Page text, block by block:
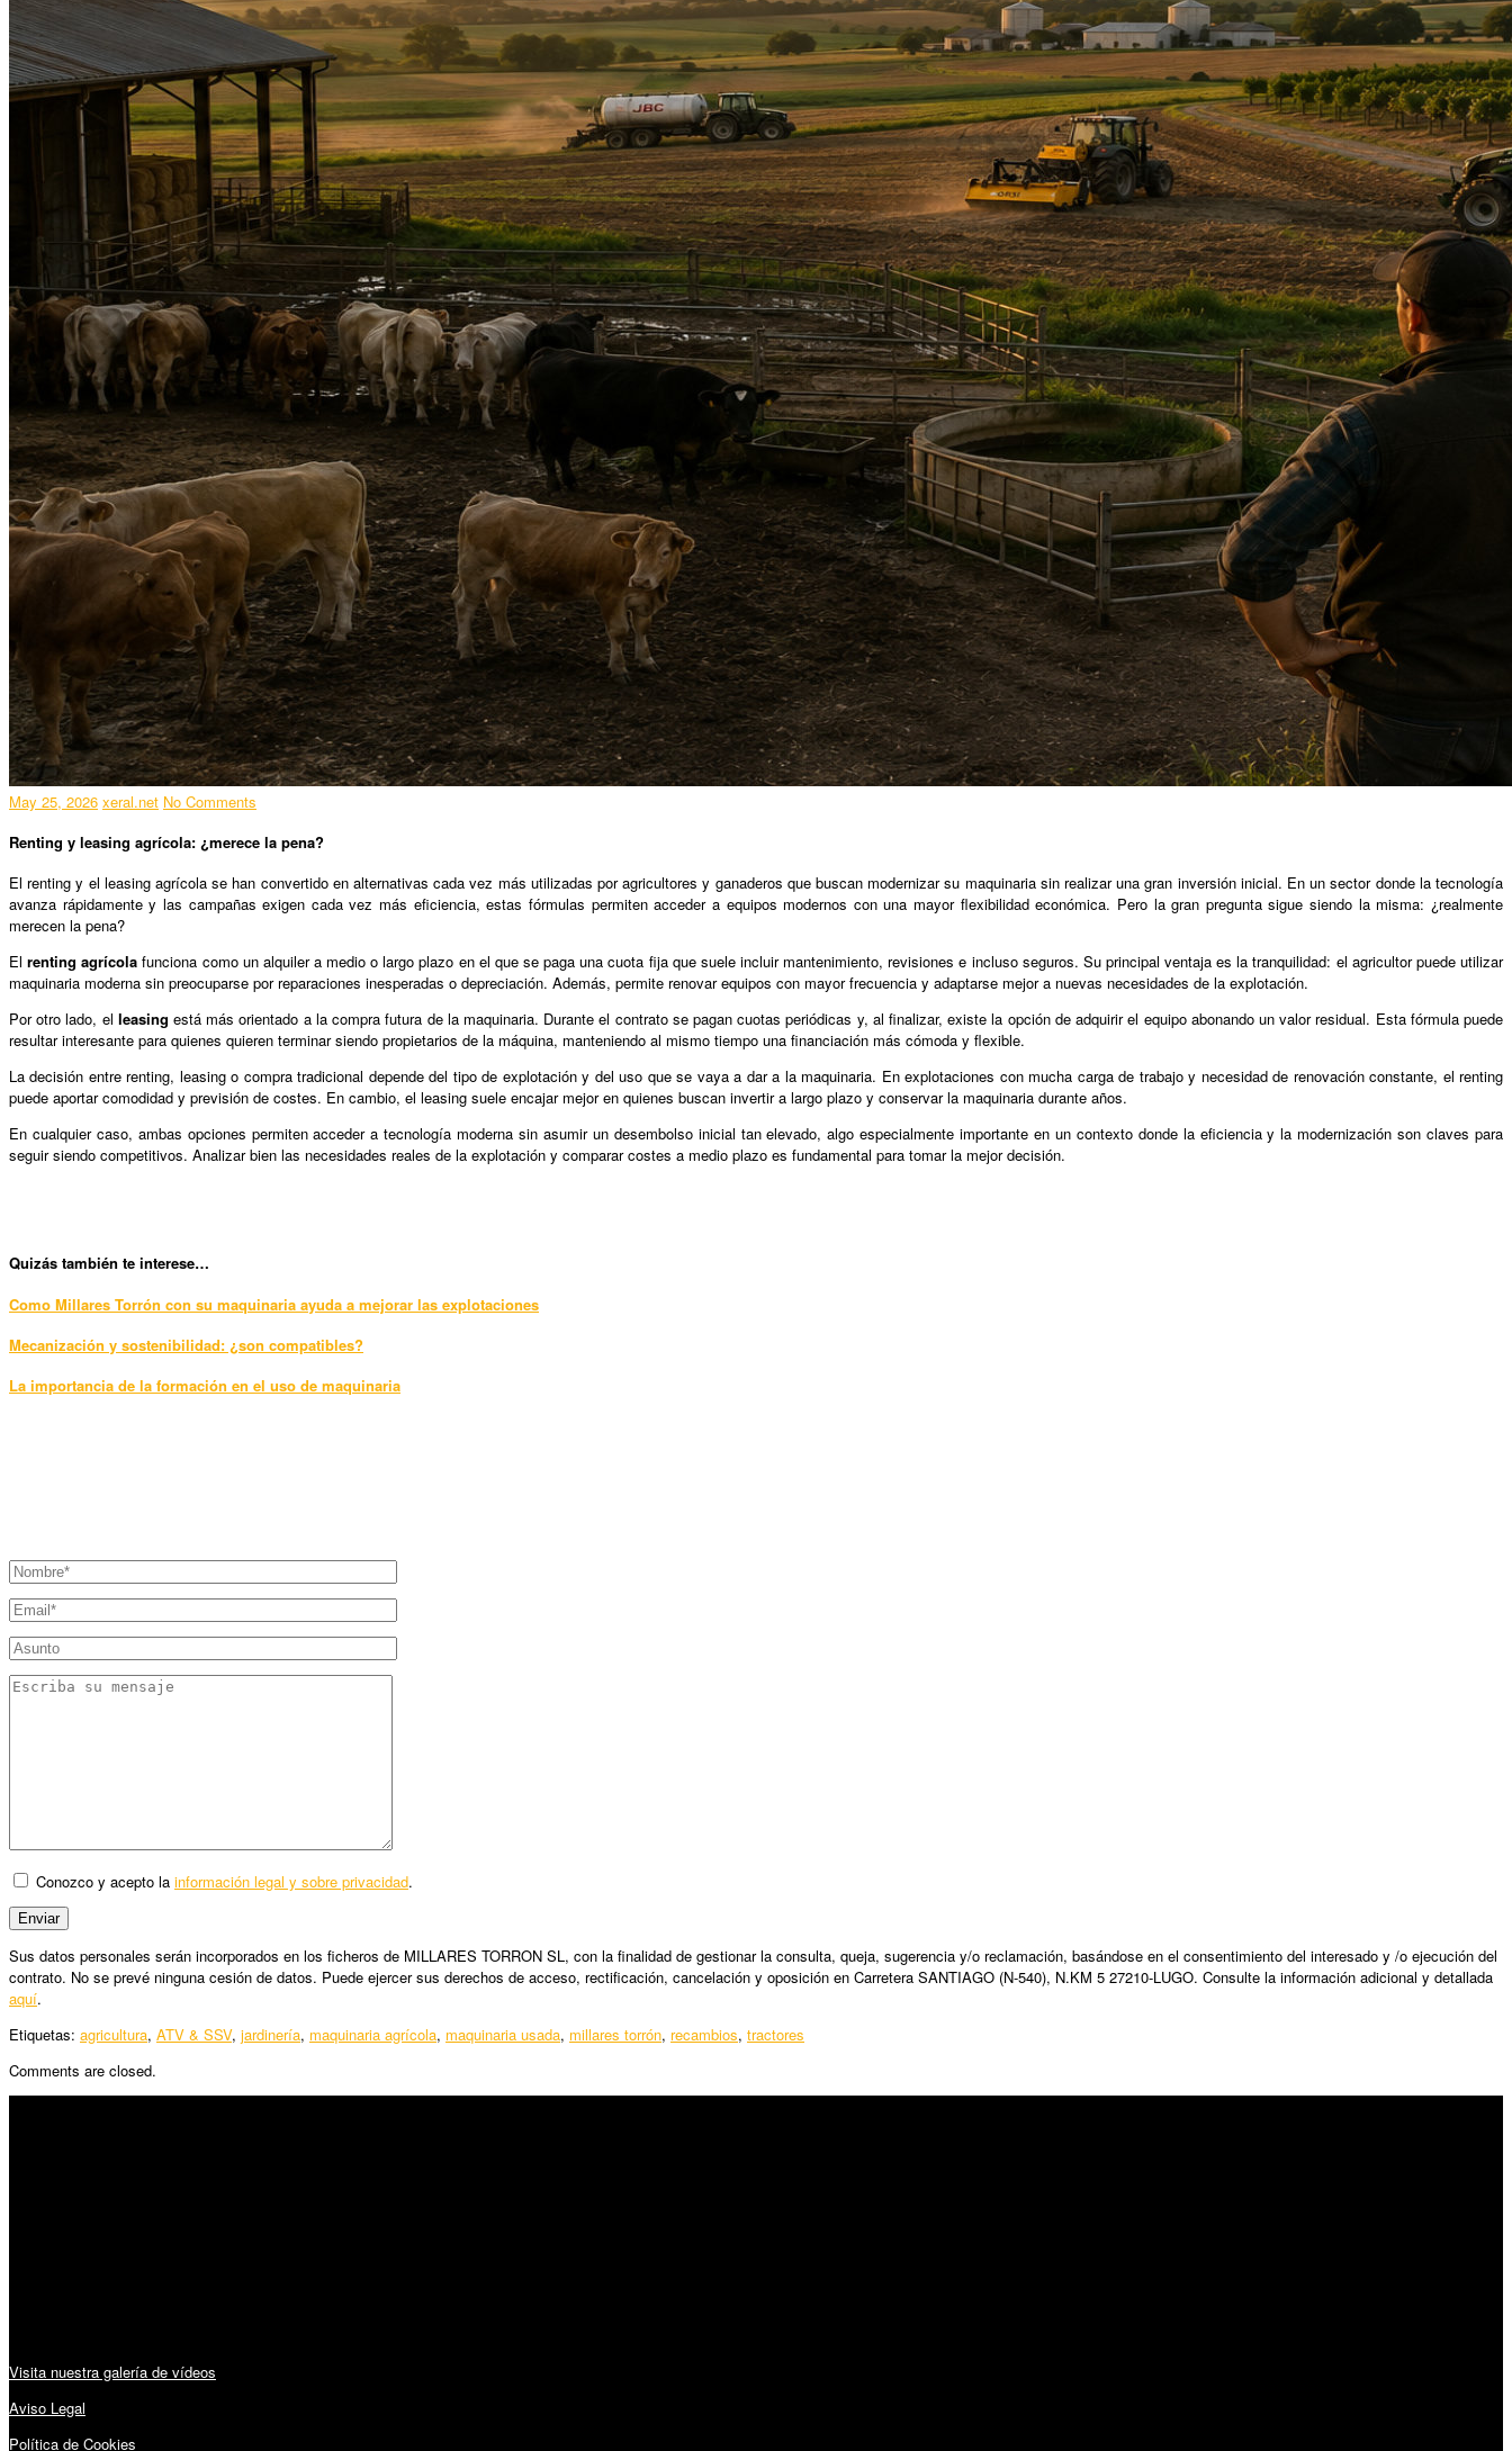
May 25, 2026 xeral.net No Comments
Renting y leasing agrícola: ¿merece la pena?
El renting y el leasing agrícola se han convertido en alternativas cada vez más utilizadas por agricultores y ganaderos que buscan modernizar su maquinaria sin realizar una gran inversión inicial. En un sector donde la tecnología
avanza rápidamente y las campañas exigen cada vez más eficiencia, estas fórmulas permiten acceder a equipos modernos con una mayor flexibilidad económica. Pero la gran pregunta sigue siendo la misma: ¿realmente
merecen la pena?
Elrenting agrícola funciona como un alquiler a medio o largo plazo en el que se paga una cuota fija que suele incluir mantenimiento, revisiones e incluso seguros. Su principal ventaja es la tranquilidad: el agricultor puede utilizar
maquinaria moderna sin preocuparse por reparaciones inesperadas o depreciación. Además, permite renovar equipos con mayor frecuencia y adaptarse mejor a nuevas necesidades de la explotación.
Por otro lado, el leasing está más orientado a la compra futura de la maquinaria. Durante el contrato se pagan cuotas periódicas y, al finalizar, existe la opción de adquirir el equipo abonando un valor residual. Esta fórmula puede
resultar interesante para quienes quieren terminar siendo propietarios de la máquina, manteniendo al mismo tiempo una financiación más cómoda y flexible.
La decisión entre renting, leasing o compra tradicional depende del tipo de explotación y del uso que se vaya a dar a la maquinaria. En explotaciones con mucha carga de trabajo y necesidad de renovación constante, el renting
puede aportar comodidad y previsión de costes. En cambio, el leasing suele encajar mejor en quienes buscan invertir a largo plazo y conservar la maquinaria durante años.
En cualquier caso, ambas opciones permiten acceder a tecnología moderna sin asumir un desembolso inicial tan elevado, algo especialmente importante en un contexto donde la eficiencia y la modernización son claves para
seguir siendo competitivos. Analizar bien las necesidades reales de la explotación y comparar costes a medio plazo es fundamental para tomar la mejor decisión.
Quizás también te interese…
Como Millares Torrón con su maquinaria ayuda a mejorar las explotaciones
Mecanización y sostenibilidad: ¿son compatibles?
La importancia de la formación en el uso de maquinaria
Conozco y acepto la información legal y sobre privacidad.
Sus datos personales serán incorporados en los ficheros de MILLARES TORRON SL, con la finalidad de gestionar la consulta, queja, sugerencia y/o reclamación, basándose en el consentimiento del interesado y /o ejecución del
contrato. No se prevé ninguna cesión de datos. Puede ejercer sus derechos de acceso, rectificación, cancelación y oposición en Carretera SANTIAGO (N-540), N.KM 5 27210-LUGO. Consulte la información adicional y detallada
aquí.
Etiquetas: agricultura, ATV & SSV, jardinería, maquinaria agrícola, maquinaria usada, millares torrón, recambios, tractores
Comments are closed.
Visita nuestra galería de vídeos
Aviso Legal
Política de Cookies